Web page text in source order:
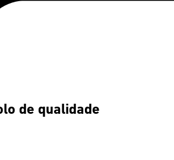
de qualidade